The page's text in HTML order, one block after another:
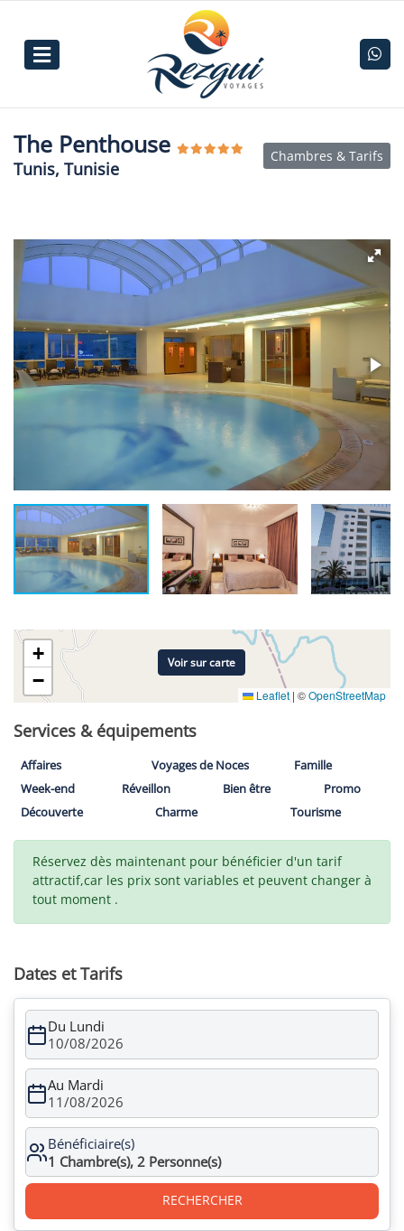
The Penthouse
Tunis, Tunisie
Chambres & Tarifs
+
−
Leaflet | ©OpenStreetMap
Voir sur carte
Services & équipements
Affaires Voyages de Noces
Famille
Week-end
Réveillon Bien être
Promo
Découverte
Charme Tourisme
Réservez dès maintenant pour bénéficier d'un tarif
attractif,car les prix sont variables et peuvent changer à
tout moment .
Dates et Tarifs
Du Lundi
10/08/2026
Au Mardi
11/08/2026
Bénéficiaire(s)
1 Chambre(s), 2 Personne(s)
RECHERCHER